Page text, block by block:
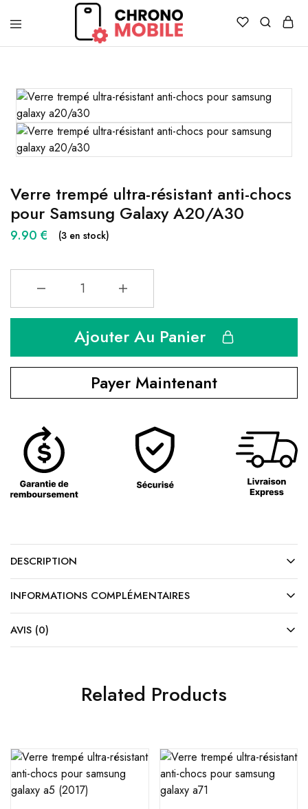
Chronomobile
Achat,
de
smartphones
et
tablettes
Verre trempé ultra-résistant anti-chocs
pour Samsung Galaxy A20/A30
9.90 € (3 en stock)
Ajouter Au Panier
Payer Maintenant
DESCRIPTION
INFORMATIONS COMPLÉMENTAIRES
AVIS (0)
Related Products